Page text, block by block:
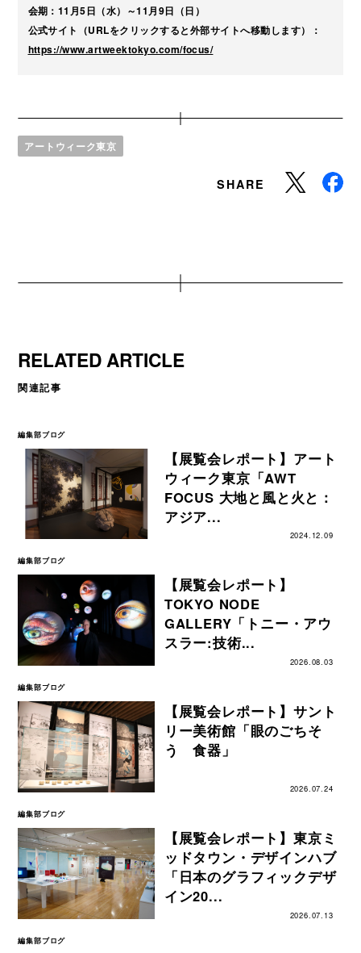
会期：11⽉5⽇（水）～11月9⽇（⽇）
公式サイト（URLをクリックすると外部サイトへ移動します）：
https://www.artweektokyo.com/focus/
アートウィーク東京
SHARE
RELATED ARTICLE
関連記事
編集部ブログ
【展覧会レポート】アート
ウィーク東京「AWT
FOCUS 大地と風と火と：
アジア...
2024.12.09
編集部ブログ
【展覧会レポート】
TOKYO NODE
GALLERY「トニー・アウ
スラー:技術...
2026.08.03
編集部ブログ
【展覧会レポート】サント
リー美術館「眼のごちそ
う 食器」
2026.07.24
編集部ブログ
【展覧会レポート】東京ミ
ッドタウン・デザインハブ
「日本のグラフィックデザ
イン20...
2026.07.13
編集部ブログ